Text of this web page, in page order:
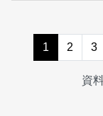
1 2 3
資